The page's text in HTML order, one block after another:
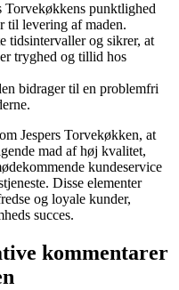
Torvekøkkens punktlighed
til levering af maden.
tidsintervaller og sikrer, at
tryghed og tillid hos
bidrager til en problemfri
Jespers Torvekøkken, at
mad af høj kvalitet,
kundeservice
Disse elementer
og loyale kunder,
succes.
kommentarer